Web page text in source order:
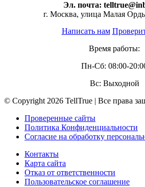
Эл. почта:
г. Москва, улица Малая
Написать нам
Время работы:
Пн-Сб: 08:00-
Вс: Выходной
© Copyright 2026 TellTrue | Все права
Проверенные сайты
Политика Конфиденциальности
Согласие на обработку
Контакты
Карта сайта
Отказ от ответственности
Пользовательское соглашение